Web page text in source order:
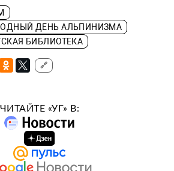
ДЕНЬ АЛЬПИНИЗМА
БИБЛИОТЕКА
🔗
ЧИТАЙТЕ «УГ» В: